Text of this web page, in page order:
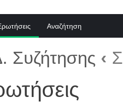
Αναζήτηση
Συζήτησης ‹